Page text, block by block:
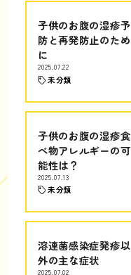
子供のお腹の湿疹予
防と再発防止のため
に
2025.07.22
未分類
子供のお腹の湿疹食
べ物アレルギーの可
能性は？
2025.07.13
未分類
溶連菌感染症発疹以
外の主な症状
2025.07.02